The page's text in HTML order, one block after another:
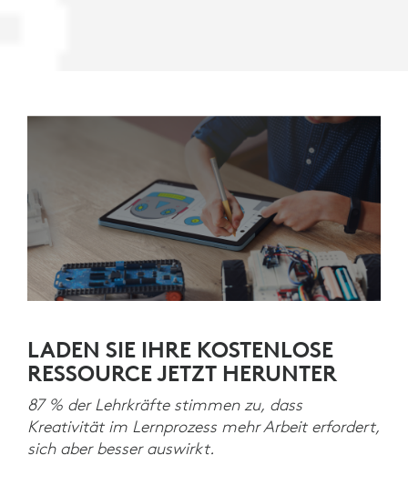
LADEN SIE IHRE KOSTENLOSE
RESSOURCE JETZT HERUNTER
87 % der Lehrkräfte stimmen zu, dass
Kreativität im Lernprozess mehr Arbeit erfordert,
sich aber besser auswirkt.